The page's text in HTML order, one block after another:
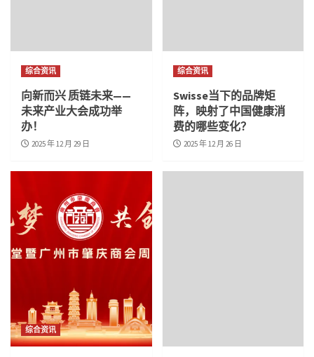
综合资讯
向新而兴 质链未来——
未来产业大会成功举
办！
2025 年 12 月 29 日
综合资讯
Swisse当下的品牌矩
阵，映射了中国健康消
费的哪些变化？
2025 年 12 月 26 日
综合资讯